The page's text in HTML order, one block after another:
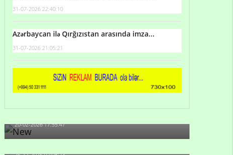
31-07-2026 22:40:10
Azərbaycan ilə Qırğızıstan arasında imza...
31-07-2026 21:05:21
artıb?
20-02-2026 17:55:47
Məni bura NAZİR GÖNDƏRİB - 1937-ci ildən
fəaliyyətdə olan və...